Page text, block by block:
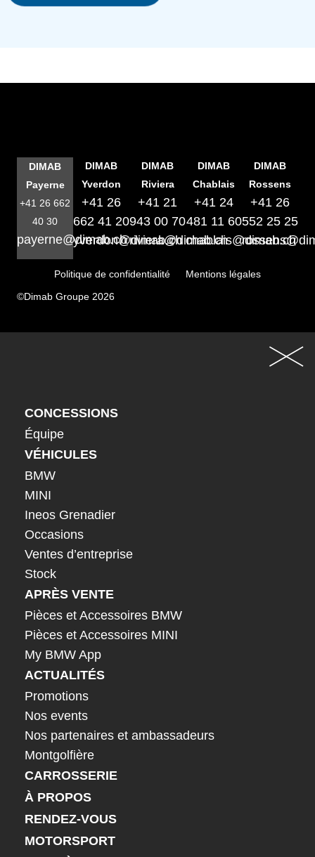
DIMAB
Payerne
+41 26 662
40 30
payerne@dimab.ch
DIMAB
Yverdon
+41 26
662 41 20
yverdon@dimab.ch
DIMAB
Riviera
+41 21
943 00 70
riviera@dimab.ch
DIMAB
Chablais
+41 24
481 11 60
chablais@dimab.ch
DIMAB
Rossens
+41 26
552 25 25
Politique de confidentialité
Mentions légales
©Dimab Groupe 2026
CONCESSIONS
Équipe
VÉHICULES
BMW
MINI
Ineos Grenadier
Occasions
Ventes d’entreprise
Stock
APRÈS VENTE
Pièces et Accessoires BMW
Pièces et Accessoires MINI
My BMW App
ACTUALITÉS
Promotions
Nos events
Nos partenaires et ambassadeurs
Montgolfière
CARROSSERIE
À PROPOS
RENDEZ-VOUS
MOTORSPORT